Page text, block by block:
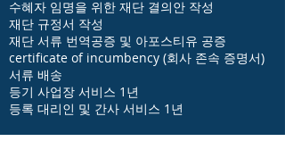
수혜자 임명을 위한 재단 결의안 작성
재단 규정서 작성
재단 서류 번역공증 및 아포스티유 공증
certificate of incumbency (회사 존속 증명서)
서류 배송
등기 사업장 서비스 1년
등록 대리인 및 간사 서비스 1년